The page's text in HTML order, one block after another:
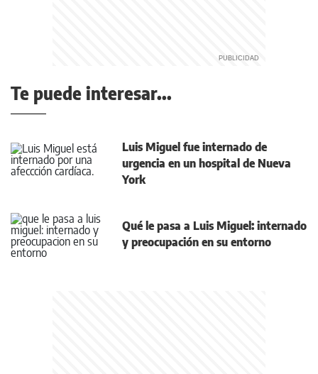
Te puede interesar...
Luis Miguel fue internado de
urgencia en un hospital de Nueva
York
Qué le pasa a Luis Miguel: internado
y preocupación en su entorno